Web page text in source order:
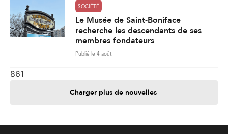
SOCIÉTÉ
Le Musée de Saint-Boniface
recherche les descendants de ses
membres fondateurs
Publié le 4 août
861
Charger plus de nouvelles